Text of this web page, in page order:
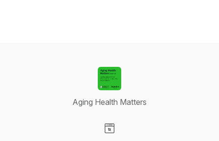
Aging Health Matters